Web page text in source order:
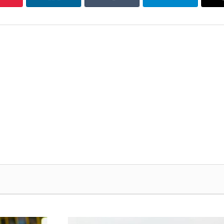
LinkedIn Tumblr Telegram